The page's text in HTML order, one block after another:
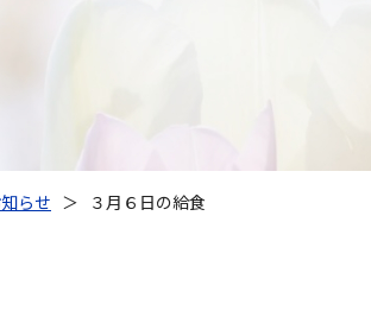
らせ ＞ ３月６日の給食